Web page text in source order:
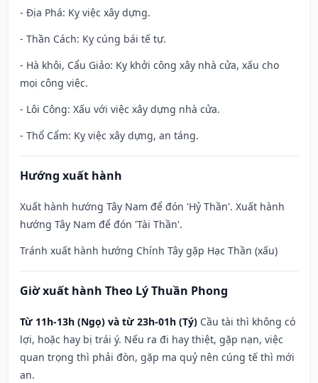
- Địa Phá: Kỵ việc xây dựng.
- Thần Cách: Kỵ cúng bái tế tự.
- Hà khôi, Cẩu Giảo: Kỵ khởi công xây nhà cửa, xấu cho
mọi công việc.
- Lôi Công: Xấu với việc xây dựng nhà cửa.
- Thổ Cẩm: Kỵ việc xây dựng, an táng.
Hướng xuất hành
Xuất hành hướng Tây Nam để đón 'Hỷ Thần'. Xuất hành
hướng Tây Nam để đón 'Tài Thần'.
Tránh xuất hành hướng Chính Tây gặp Hạc Thần (xấu)
Giờ xuất hành Theo Lý Thuần Phong
Từ 11h-13h (Ngọ) và từ 23h-01h (Tý) Cầu tài thì không có
lợi, hoặc hay bị trái ý. Nếu ra đi hay thiệt, gặp nạn, việc
quan trọng thì phải đòn, gặp ma quỷ nên cúng tế thì mới
an.